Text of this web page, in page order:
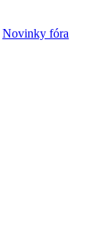
Novinky fóra